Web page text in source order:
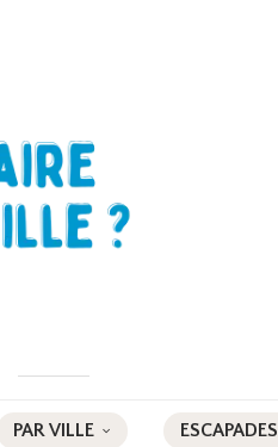
PAR VILLE ESCAPADES